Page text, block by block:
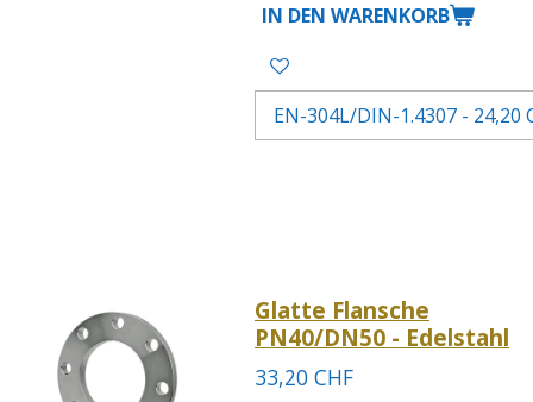
IN DEN WARENKORB
Glatte Flansche
PN40/DN50 - Edelstahl
33,20 CHF